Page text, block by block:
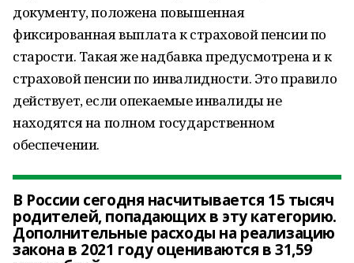
документу, положена повышенная
фиксированная выплата к страховой пенсии по
старости. Такая же надбавка предусмотрена и к
страховой пенсии по инвалидности. Это правило
действует, если опекаемые инвалиды не
находятся на полном государственном
обеспечении.
В России сегодня насчитывается 15 тысяч
родителей, попадающих в эту категорию.
Дополнительные расходы на реализацию
закона в 2021 году оцениваются в 31,59